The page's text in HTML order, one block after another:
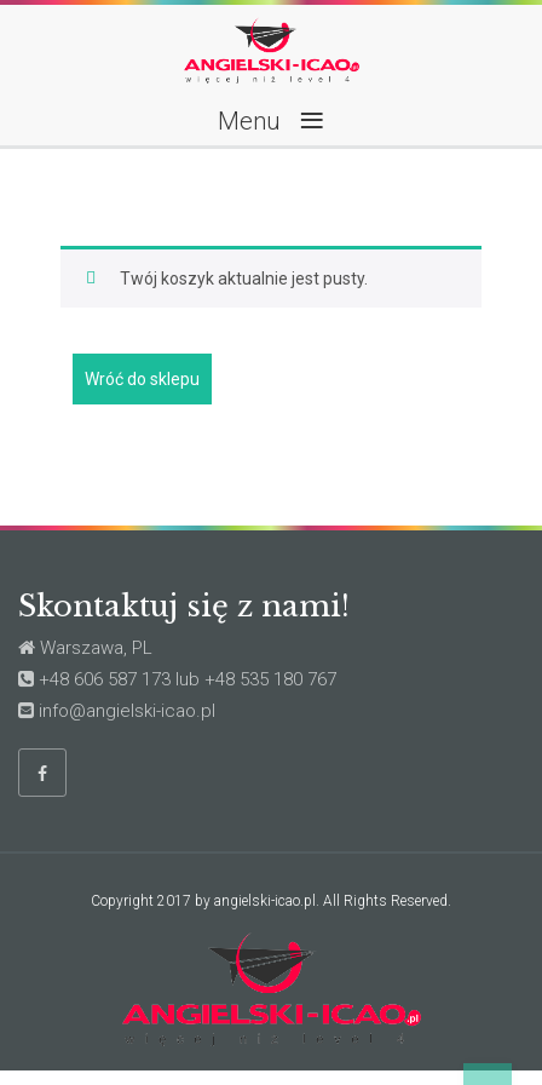
Menu ≡
Twój koszyk aktualnie jest pusty.
Wróć do sklepu
Skontaktuj się z nami!
Warszawa, PL
+48 606 587 173 lub +48 535 180 767
info@angielski-icao.pl
Copyright 2017 by angielski-icao.pl. All Rights Reserved.